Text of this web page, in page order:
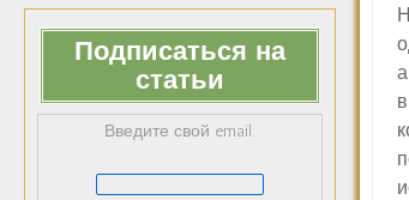
Подписаться на
статьи
Введите свой email: